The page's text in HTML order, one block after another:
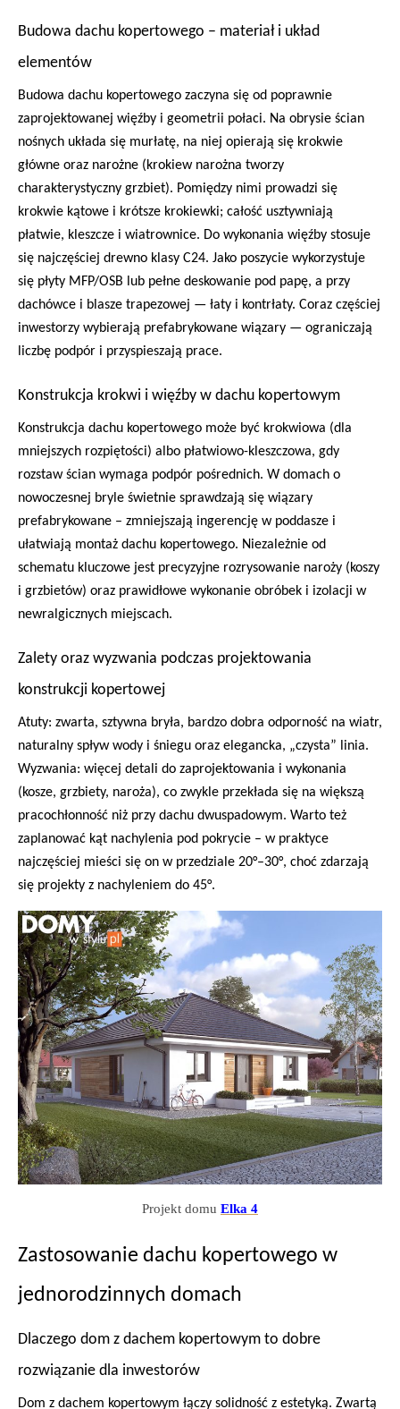
Budowa dachu kopertowego – materiał i układ
elementów
Budowa dachu kopertowego zaczyna się od poprawnie
zaprojektowanej więźby i geometrii połaci. Na obrysie ścian
nośnych układa się murłatę, na niej opierają się krokwie
główne oraz narożne (krokiew narożna tworzy
charakterystyczny grzbiet). Pomiędzy nimi prowadzi się
krokwie kątowe i krótsze krokiewki; całość usztywniają
płatwie, kleszcze i wiatrownice. Do wykonania więźby stosuje
się najczęściej drewno klasy C24. Jako poszycie wykorzystuje
się płyty MFP/OSB lub pełne deskowanie pod papę, a przy
dachówce i blasze trapezowej — łaty i kontrłaty. Coraz częściej
inwestorzy wybierają prefabrykowane wiązary — ograniczają
liczbę podpór i przyspieszają prace.
Konstrukcja krokwi i więźby w dachu kopertowym
Konstrukcja dachu kopertowego może być krokwiowa (dla
mniejszych rozpiętości) albo płatwiowo-kleszczowa, gdy
rozstaw ścian wymaga podpór pośrednich. W domach o
nowoczesnej bryle świetnie sprawdzają się wiązary
prefabrykowane – zmniejszają ingerencję w poddasze i
ułatwiają montaż dachu kopertowego. Niezależnie od
schematu kluczowe jest precyzyjne rozrysowanie naroży (koszy
i grzbietów) oraz prawidłowe wykonanie obróbek i izolacji w
newralgicznych miejscach.
Zalety oraz wyzwania podczas projektowania
konstrukcji kopertowej
Atuty: zwarta, sztywna bryła, bardzo dobra odporność na wiatr,
naturalny spływ wody i śniegu oraz elegancka, „czysta” linia.
Wyzwania: więcej detali do zaprojektowania i wykonania
(kosze, grzbiety, naroża), co zwykle przekłada się na większą
pracochłonność niż przy dachu dwuspadowym. Warto też
zaplanować kąt nachylenia pod pokrycie – w praktyce
najczęściej mieści się on w przedziale 20°–30°, choć zdarzają
się projekty z nachyleniem do 45°.
Projekt domu Elka 4
Zastosowanie dachu kopertowego w
jednorodzinnych domach
Dlaczego dom z dachem kopertowym to dobre
rozwiązanie dla inwestorów
Dom z dachem kopertowym łączy solidność z estetyką. Zwartą